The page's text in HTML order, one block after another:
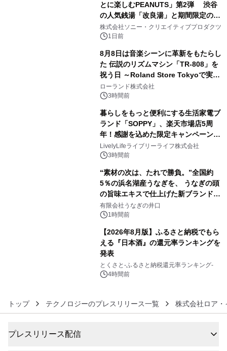
とに楽しむPEANUTS」第2弾 渋谷
の人気銭湯「改良湯」と期間限定のコ
ラボレーション サウナイキタイコラ
ボグッズも発売決定！
株式会社ソニー・クリエイティブプロダクツ
1日前
8月8日は音楽シーンに革新をもたらし
た 伝説のリズムマシン「TR-808」を
祝う日 ～Roland Store Tokyoで実機
を展示しての 記念キャンペーンを開
催 英国ラジオ「NTS」の 特別プログ
アーティストを フィーチャーしたアニ
メーションを公開～
ローランド株式会社
3時間前
暮らしをもっと便利にする生活家電ブ
ランド「SOPPY」、楽天市場店5周
年！感謝を込めた限定キャンペーンを
8月10日より開催
LivelyLifeライブリーライフ株式会社
3時間前
“素材の次は、たれで勝負。”全国約
5％の浜名湖産うなぎを、 うなぎの頭
の旨味エキスで仕上げた新ブランド
「井口の誉」誕生
有限会社うなぎの井口
1時間前
【2026年8月版】ふるさと納税でもら
える『日本酒』の還元率ランキングを
発表
とくさと-ふるさと納税還元率ランキング-
4時間前
トップ テクノロジーのプレスリリース一覧 株式会社ロア
プレスリリース配信